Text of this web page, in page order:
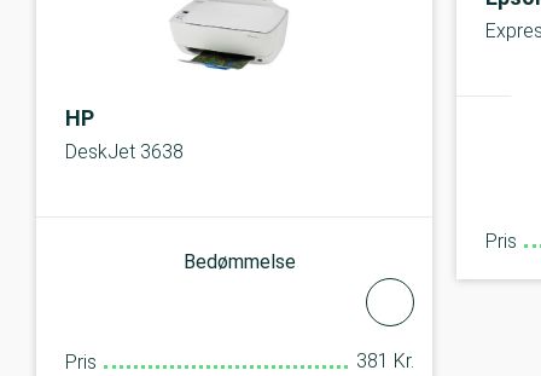
HP
DeskJet 3638
Bedømmelse
Pris 381 Kr.
Pris